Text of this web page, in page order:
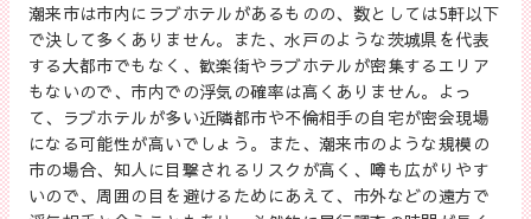
潮来市は市内にラブホテルがあるものの、数としては5軒以下
で決して多くありません。また、水戸のような茨城県を代表
する大都市でもなく、歓楽街やラブホテルが密集するエリア
もないので、市内での浮気の確率は高くありません。よっ
て、ラブホテルが多い近隣都市や不倫相手の自宅が密会現場
になる可能性が高いでしょう。また、潮来市のような規模の
市の場合、知人に目撃されるリスクが高く、噂も広がりやす
いので、周囲の目を避けるためにあえて、市外などの遠方で